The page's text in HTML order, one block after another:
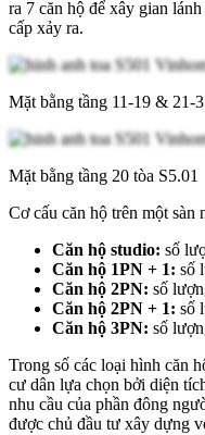
ra 7 căn hộ để xây gian
cấp xảy ra.
Mặt bằng tầng 11-19 & 21-
Mặt bằng tầng 20 tòa S5.01
Cơ cấu căn hộ trên một sàn
Căn hộ studio: số
Căn hộ 1PN + 1: số
Căn hộ 2PN: số
Căn hộ 2PN + 1: số
Căn hộ 3PN: số
Trong số các loại hình căn
cư dân lựa chọn bởi diện
nhu cầu của phần đông
được chủ đầu tư xây dựng